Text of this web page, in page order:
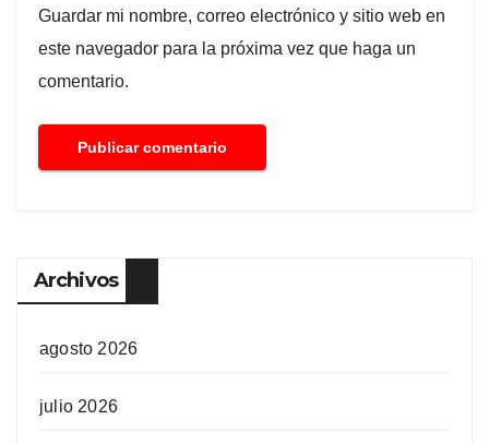
Guardar mi nombre, correo electrónico y sitio web en
este navegador para la próxima vez que haga un
comentario.
Archivos
agosto 2026
julio 2026